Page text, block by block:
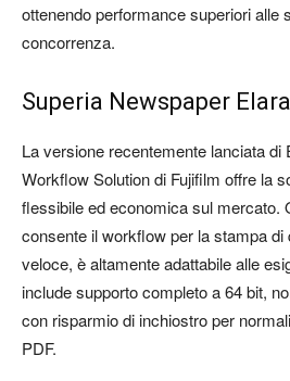
ottenendo performance superiori alle
concorrenza.
Superia Newspaper
La versione recentemente lanciata di
Workflow Solution di Fujifilm offre la
flessibile ed economica sul mercato.
consente il workflow per la stampa di
veloce, è altamente adattabile alle
include supporto completo a 64 bit,
con risparmio di inchiostro per
PDF.